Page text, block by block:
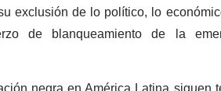
exclusión de lo político, lo
de blanqueamiento de la